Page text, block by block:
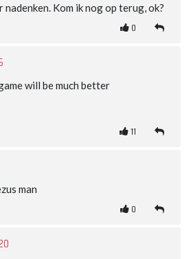
Kom ik nog op terug, ok?
0
will be much better
11
man
0